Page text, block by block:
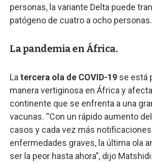
personas, la variante Delta puede
patógeno de cuatro a ocho personas.
La pandemia en África.
La tercera ola de COVID-19 se está
manera vertiginosa en África y
continente que se enfrenta a una
vacunas. “Con un rápido aumento
casos y cada vez más
enfermedades graves, la última ola
ser la peor hasta ahora”, dijo